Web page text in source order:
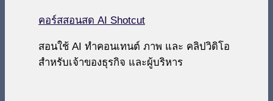
คอร์สสอนสด AI Shotcut
สอนใช้ AI ทำคอนเทนต์ ภาพ และ คลิปวิดิโอ
สำหรับเจ้าของธุรกิจ และผู้บริหาร